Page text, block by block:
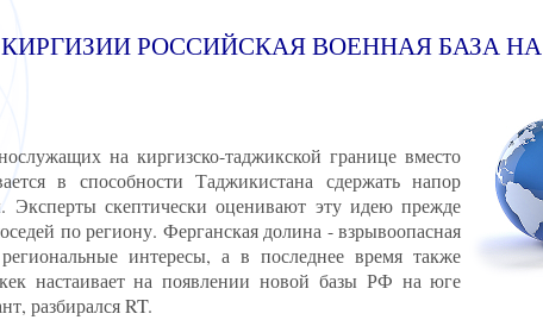
РОССИЙСКАЯ ВОЕННАЯ БАЗА НА
на киргизско-таджикской границе вместо
в способности Таджикистана сдержать напор
скептически оценивают эту идею прежде
по региону. Ферганская долина - взрывоопасная
интересы, а в последнее время также
настаивает на появлении новой базы РФ на юге
разбирался RT.